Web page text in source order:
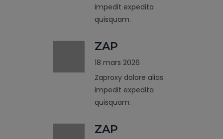
impedit expedita
quisquam.
ZAP
18 mars 2026
Zaproxy dolore alias
impedit expedita
quisquam.
ZAP